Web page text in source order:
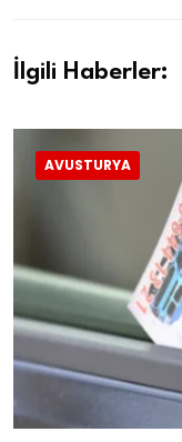
İlgili Haberler:
AVUSTURYA